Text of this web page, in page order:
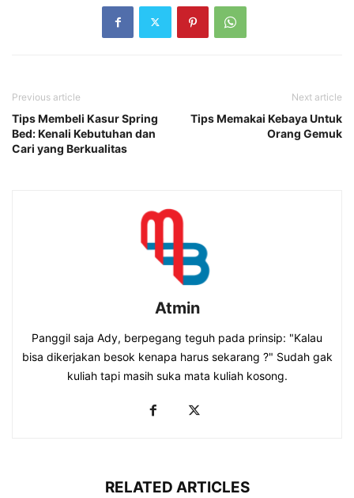
Previous article
Tips Membeli Kasur Spring
Bed: Kenali Kebutuhan dan
Cari yang Berkualitas
Next article
Tips Memakai Kebaya Untuk
Orang Gemuk
Atmin
Panggil saja Ady, berpegang teguh pada prinsip: "Kalau
bisa dikerjakan besok kenapa harus sekarang ?" Sudah gak
kuliah tapi masih suka mata kuliah kosong.
RELATED ARTICLES